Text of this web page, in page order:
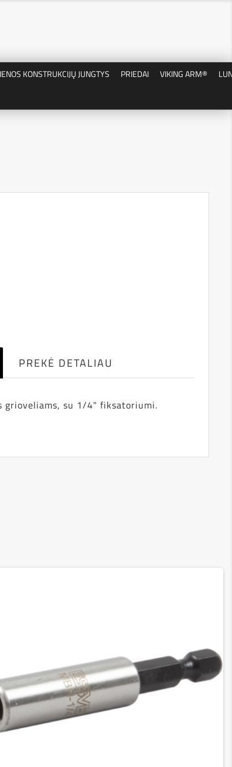
KONSTRUKCIJŲ JUNGTYS PRIEDAI VIKING ARM®
PREKĖ DETALIAU
grioveliams, su 1/4" fiksatoriumi.